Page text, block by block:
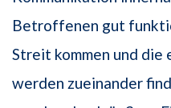
Betroffenen gut
Streit kommen und
werden zueinander